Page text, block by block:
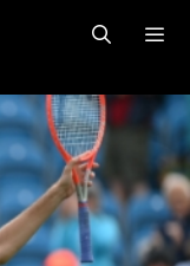
MENU